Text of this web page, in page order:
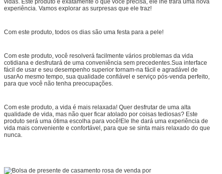
vidas. Este produto é exatamente o que você precisa, ele lhe trará uma nova
experiência. Vamos explorar as surpresas que ele traz!
Com este produto, todos os dias são uma festa para a pele!
Com este produto, você resolverá facilmente vários problemas da vida
cotidiana e desfrutará de uma conveniência sem precedentes.Sua interface
fácil de usar e seu desempenho superior tornam-na fácil e agradável de
usarAo mesmo tempo, sua qualidade confiável e serviço pós-venda perfeito,
para que você não tenha preocupações.
Com este produto, a vida é mais relaxada! Quer desfrutar de uma alta
qualidade de vida, mas não quer ficar atolado por coisas tediosas? Este
produto será uma ótima escolha para você!Ele lhe dará uma experiência de
vida mais conveniente e confortável, para que se sinta mais relaxado do que
nunca.